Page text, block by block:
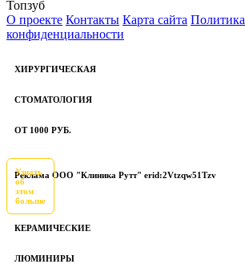
Топзуб
О проекте Контакты Карта сайта Политика
конфиденциальности
ХИРУРГИЧЕСКАЯ
СТОМАТОЛОГИЯ
ОТ 1000 РУБ.
Реклама ООО "Клиника Рутт" erid:2Vtzqw51Tzv
Узнать
об
этом
больше
КЕРАМИЧЕСКИЕ
ЛЮМИНИРЫ